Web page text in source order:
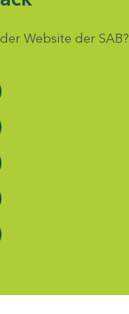
Website der SAB?
auswählen